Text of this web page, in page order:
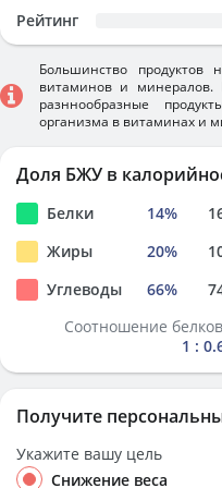
Рейтинг
Большинство
витаминов и минералов.
разннообразные
организма в витаминах и
Доля БЖУ в
Белки 14%
Жиры
20%
Углеводы
66%
Соотношение
1 :
Получите
Укажите вашу цель
Снижение веса